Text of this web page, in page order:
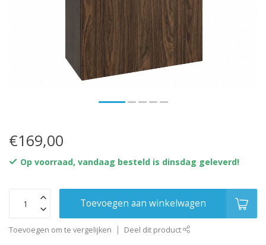
€169,00
Op voorraad, vandaag besteld is dinsdag geleverd!
Toevoegen aan winkelwagen
Toevoegen om te vergelijken Deel dit product